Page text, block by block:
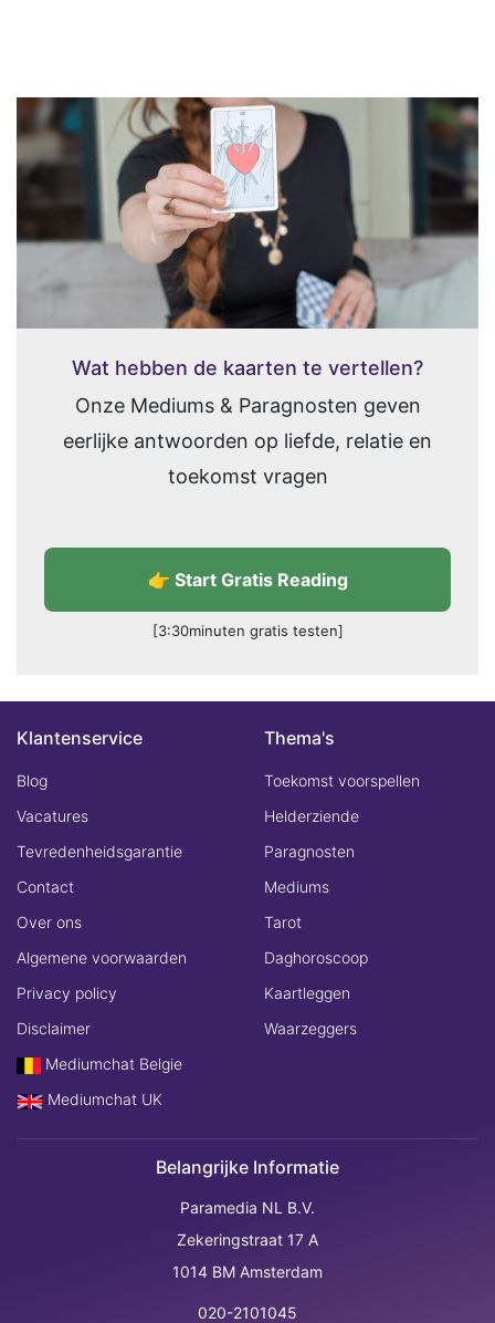
Wat hebben de kaarten te vertellen?
Onze Mediums & Paragnosten geven
eerlijke antwoorden op liefde, relatie en
toekomst vragen
👉 Start Gratis Reading
[3:30minuten gratis testen]
Klantenservice
Blog
Vacatures
Tevredenheidsgarantie
Contact
Over ons
Algemene voorwaarden
Privacy policy
Disclaimer
Mediumchat Belgie
Mediumchat UK
Thema's
Toekomst voorspellen
Helderziende
Paragnosten
Mediums
Tarot
Daghoroscoop
Kaartleggen
Waarzeggers
Belangrijke Informatie
Paramedia NL B.V.
Zekeringstraat 17 A
1014 BM Amsterdam
020-2101045